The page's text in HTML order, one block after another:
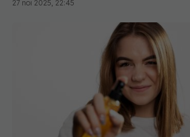
Tot mai multe persoane folosesc
pentru căderea părului